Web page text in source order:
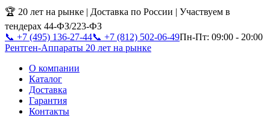
🏆 20 лет на рынке | Доставка по России | Участвуем в
тендерах 44-ФЗ/223-ФЗ
📞 +7 (495) 136-27-44📞 +7 (812) 502-06-49Пн-Пт: 09:00 - 20:00
Рентген-Аппараты 20 лет на рынке
О компании
Каталог
Доставка
Гарантия
Контакты